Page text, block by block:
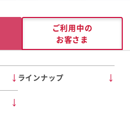
ご利用中の
お客さま
ラインナップ